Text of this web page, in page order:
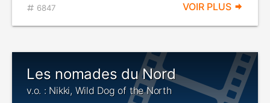
6847 VOIR PLUS
Les nomades du Nord
v.o. : Nikki, Wild Dog of the North